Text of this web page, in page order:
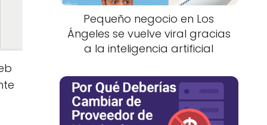
Pequeño negocio en Los
Ángeles se vuelve viral gracias
a la inteligencia artificial